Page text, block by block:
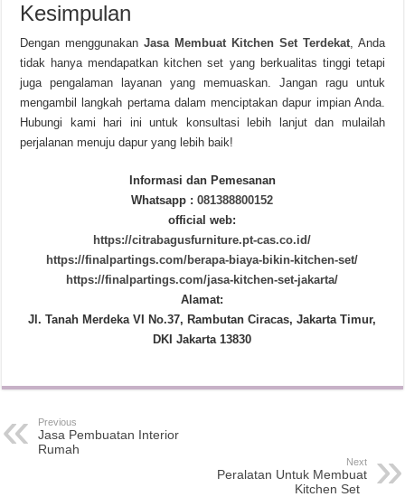
Kesimpulan
Dengan menggunakanJasa Membuat Kitchen Set Terdekat, Anda
tidak hanya mendapatkan kitchen set yang berkualitas tinggi tetapi
juga pengalaman layanan yang memuaskan. Jangan ragu untuk
mengambil langkah pertama dalam menciptakan dapur impian Anda.
Hubungi kami hari ini untuk konsultasi lebih lanjut dan mulailah
perjalanan menuju dapur yang lebih baik!
Informasi dan Pemesanan
Whatsapp :081388800152
official web:
https://citrabagusfurniture.pt-cas.co.id/
https://finalpartings.com/berapa-biaya-bikin-kitchen-set/
https://finalpartings.com/jasa-kitchen-set-jakarta/
Alamat:
Jl. Tanah Merdeka VI No.37, Rambutan Ciracas, Jakarta Timur,
DKI Jakarta 13830
Previous
Jasa Pembuatan Interior
Rumah
Next
Peralatan Untuk Membuat
Kitchen Set